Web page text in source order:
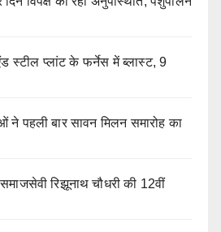
स्टील प्लांट के फर्नेस में ब्लास्ट, 9
ने पहली बार सावन मिलन समारोह का
रिझूनाथ चौधरी की 12वीं